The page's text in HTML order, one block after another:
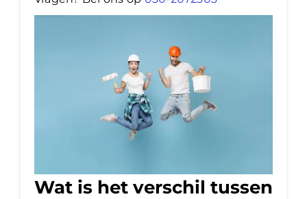
Wat is het verschil tussen